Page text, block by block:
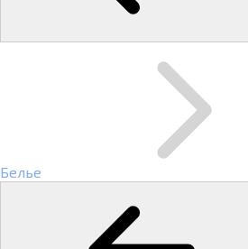
Белье